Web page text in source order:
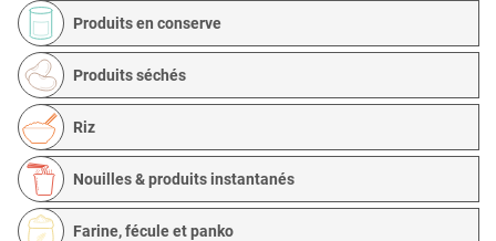
Produits en conserve
Produits séchés
Riz
Nouilles & produits instantanés
Farine, fécule et panko